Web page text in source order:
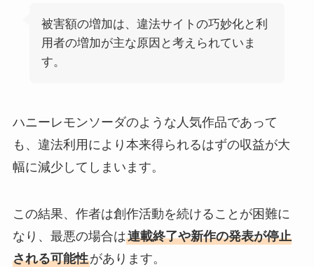
被害額の増加は、違法サイトの巧妙化と利
用者の増加が主な原因と考えられていま
す。
ハニーレモンソーダのような人気作品であって
も、違法利用により本来得られるはずの収益が大
幅に減少してしまいます。
この結果、作者は創作活動を続けることが困難に
なり、最悪の場合は連載終了や新作の発表が停止
される可能性があります。